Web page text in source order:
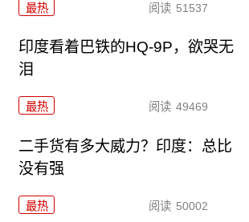
最热 阅读 51537
印度看着巴铁的HQ-9P，欲哭无
泪
最热 阅读 49469
二手货有多大威力？印度：总比
没有强
最热 阅读 50002